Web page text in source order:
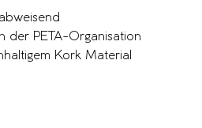
der PETA-Organisation
Kork Material